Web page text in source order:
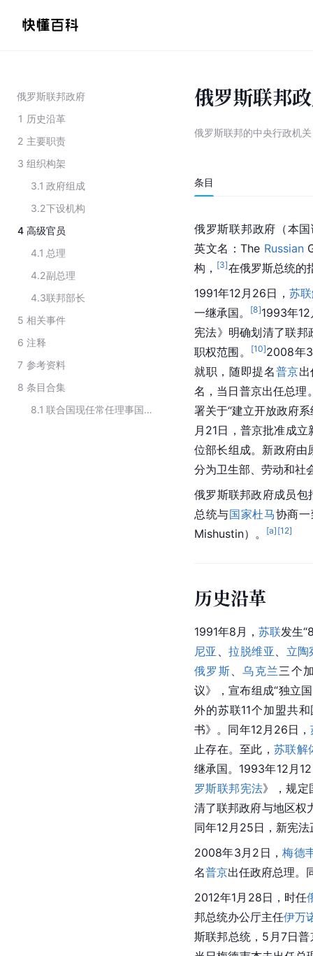
俄罗斯联邦政府
1 历史沿革
2 主要职责
3 组织构架
3.1 政府组成
3.2下设机构
4 高级官员
4.1 总理
4.2副总理
4.3联邦部长
5 相关事件
6 注释
7 参考资料
8 条目合集
8.1
联合国现任常任理事国政府机构
俄罗斯联邦
俄罗斯联邦的中央行政机关
条目
俄罗斯联邦政府（本
英文名：The Russian
构， [3]在俄罗斯总统的
1991年12月26日， 苏
一继承国。
[8]1993年
宪法》明确划清了联
职权范围。
[10]2008年
就职，随即提名普京
名，当日普京出任总理
署关于“建立开放政府
月21日，普京批准成
位部长组成。新政府由
分为卫生部、劳动和社
俄罗斯联邦政府成员
总统与国家杜马协商
Mishustin）。
[a] [12]
历史沿革
1991年8月， 苏联发生
尼亚
、拉脱维亚
立陶
俄罗斯 、乌克兰三个
议》，宣布组成“独立
外的苏联11个加盟共
书》。同年12月26日，
止存在。至此，苏联解
继承国。1993年12月
罗斯联邦宪法》，规定
清了联邦政府与地区权
同年12月25日，新宪法
2008年3月2日，梅德
名普京出任政府总理。
2012年1月28日，时任
邦总统办公厅主任伊万
斯联邦总统，5月7日